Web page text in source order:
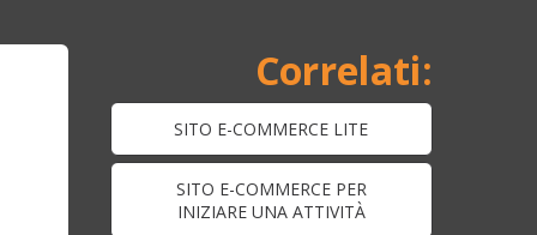
SITO E-COMMERCE LITE
SITO E-COMMERCE PER
INIZIARE UNA ATTIVITÀ